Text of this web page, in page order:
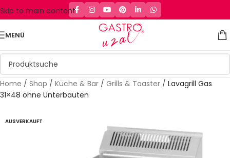
Skip to main content
MENÜ
Home / Shop / Küche & Bar / Grills & Toaster / Lavagrill Gas
31×48 ohne Unterbauten
AUSVERKAUFT